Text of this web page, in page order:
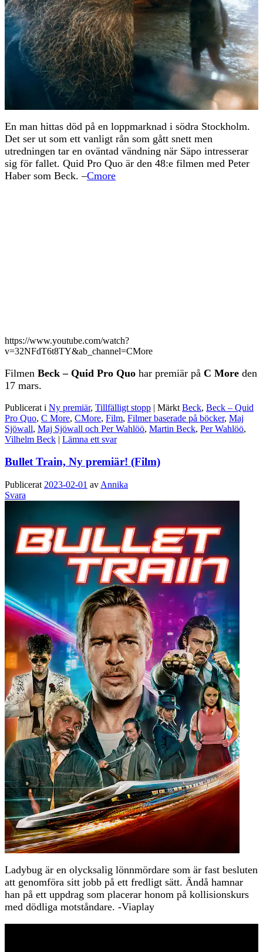
En man hittas död på en loppmarknad i södra Stockholm.
Det ser ut som ett vanligt rån som gått snett men
utredningen tar en oväntad vändning när Säpo intresserar
sig för fallet. Quid Pro Quo är den 48:e filmen med Peter
Haber som Beck. –Cmore
https://www.youtube.com/watch?
v=32NFdT6t8TY&ab_channel=CMore
Filmen Beck – Quid Pro Quo har premiär på C More den
17 mars.
Publicerat i Ny premiär, Tillfälligt stopp | Märkt Beck, Beck – Quid
Pro Quo, C More, CMore, Film, Filmer baserade på böcker, Maj
Sjöwall, Maj Sjöwall och Per Wahlöö, Martin Beck, Per Wahlöö,
Vilhelm Beck | Lämna ett svar
Bullet Train, Ny premiär! (Film)
Publicerat 2023-02-01 av Annika
Svara
Ladybug är en olycksalig lönnmördare som är fast besluten
att genomföra sitt jobb på ett fredligt sätt. Ändå hamnar
han på ett uppdrag som placerar honom på kollisionskurs
med dödliga motståndare. -Viaplay